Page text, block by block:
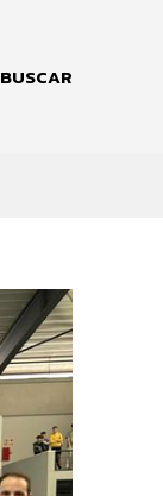
BUSCAR